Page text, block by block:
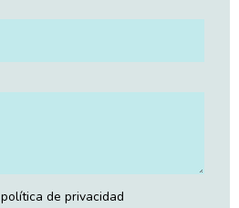
política de privacidad